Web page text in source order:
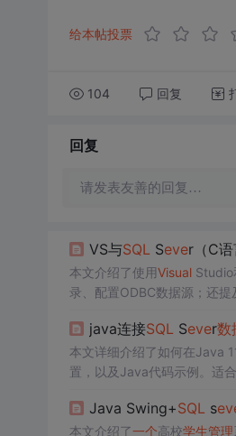
给本帖投票
104 回复
回复
请发表友善的回复…
VS与SQL Sever（C
本文介绍了使用VisualStudio
录、配置ODBC数据源；还提
java连接SQL Sever数
本文详细介绍了如何在Java
置，以及Java代码示例。适合
Java Swing+SQL s
本文介绍了一个高校学生管理